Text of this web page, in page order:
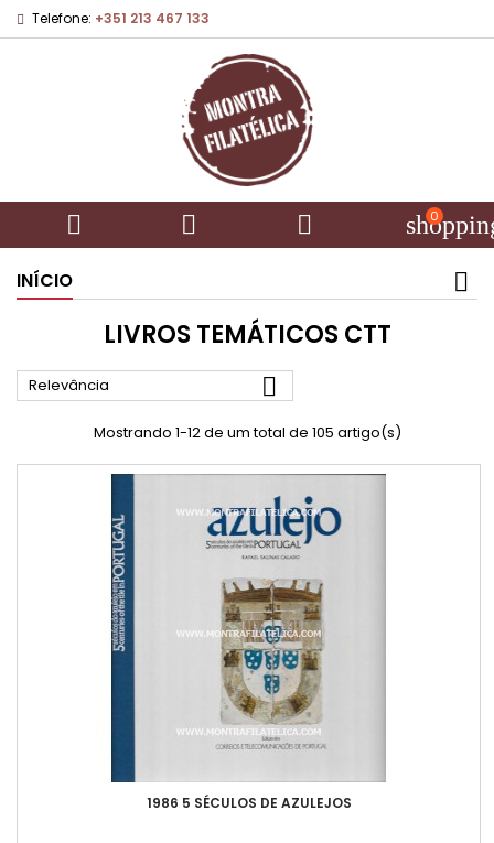
Telefone: +351 213 467 133
   0
INÍCIO
LIVROS TEMÁTICOS CTT
Relevância 
Mostrando 1-12 de um total de 105 artigo(s)
1986 5 SÉCULOS DE AZULEJOS